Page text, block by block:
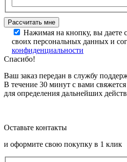
Нажимая на кнопку, вы даете
своих персональных данных и
конфиденциальности
Спасибо!
Ваш заказ передан в службу
В течение 30 минут с вами
для определения дальнейших
Оставьте контакты
и оформите свою покупку в 1 клик